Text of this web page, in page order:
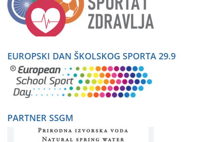
EUROPSKI DAN ŠKOLSKOG SPORTA 29.9
PARTNER SSGM